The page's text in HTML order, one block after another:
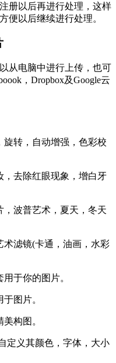
册以后再进行处理，这样
便以后继续进行处理。
从电脑中进行上传，也可
，Dropbox及Google云
转，自动增强，色彩校
，去除红眼现象，增白牙
波普艺术，夏天，冬天
滤镜(卡通，油画，水彩
于你的图片。
图片。
构图。
定义其颜色，字体，大小